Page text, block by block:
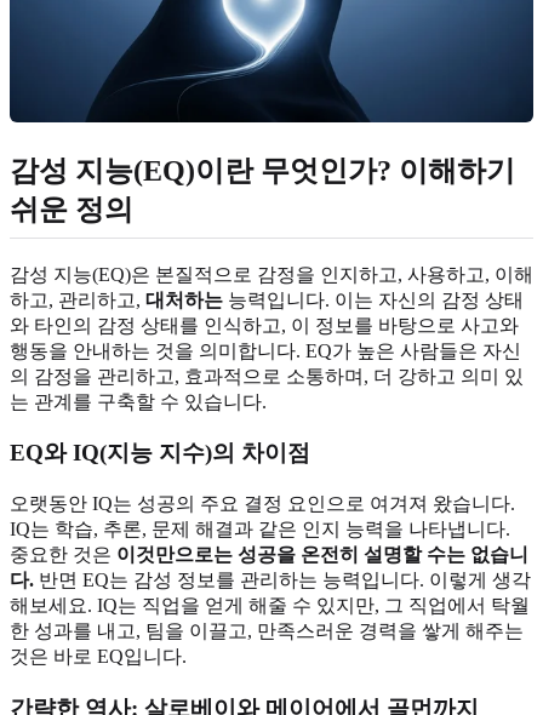
감성 지능(EQ)이란 무엇인가? 이해하기
쉬운 정의
감성 지능(EQ)은 본질적으로 감정을 인지하고, 사용하고, 이해
하고, 관리하고, 대처하는 능력입니다. 이는 자신의 감정 상태
와 타인의 감정 상태를 인식하고, 이 정보를 바탕으로 사고와
행동을 안내하는 것을 의미합니다. EQ가 높은 사람들은 자신
의 감정을 관리하고, 효과적으로 소통하며, 더 강하고 의미 있
는 관계를 구축할 수 있습니다.
EQ와 IQ(지능 지수)의 차이점
오랫동안 IQ는 성공의 주요 결정 요인으로 여겨져 왔습니다.
IQ는 학습, 추론, 문제 해결과 같은 인지 능력을 나타냅니다.
중요한 것은 이것만으로는 성공을 온전히 설명할 수는 없습니
다. 반면 EQ는 감성 정보를 관리하는 능력입니다. 이렇게 생각
해보세요. IQ는 직업을 얻게 해줄 수 있지만, 그 직업에서 탁월
한 성과를 내고, 팀을 이끌고, 만족스러운 경력을 쌓게 해주는
것은 바로 EQ입니다.
간략한 역사: 살로베이와 메이어에서 골먼까지